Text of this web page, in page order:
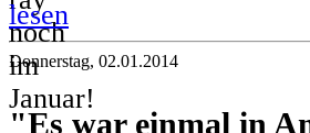
lesen
Donnerstag, 02.01.2014
"Es war einmal in